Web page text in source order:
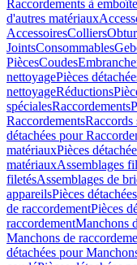
Raccordements à
d'autres matériaux
AccessoiresColliers
JointsConsommables
PiècesCoudes
nettoyagePièces
nettoyageRéductions
spécialesRaccordements
RaccordementsRaccords
détachées pour
matériauxPièces
matériauxAssemblages
filetésAssemblages de
appareilsPièces
de raccordementPièces
raccordementManchons
Manchons de
détachées pour